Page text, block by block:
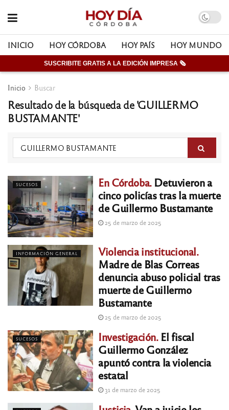
INICIO HOY CÓRDOBA HOY PAÍS HOY MUNDO
SUSCRIBITE GRATIS A LA EDICIÓN IMPRESA 🗞
Inicio Buscar
Resultado de la búsqueda de 'GUILLERMO
BUSTAMANTE'
SUCESOS En Córdoba.Detuvieron a
cinco policías tras la muerte
de Guillermo Bustamante
25 de marzo de 2025
INFORMACIÓN GENERAL
Violencia institucional.
Madre de Blas Correas
denuncia abuso policial tras
muerte de Guillermo
Bustamante
25 de marzo de 2025
SUCESOS Investigación.El fiscal
Guillermo González
apuntó contra la violencia
estatal
31 de marzo de 2025